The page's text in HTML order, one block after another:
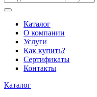
Каталог
О компании
Услуги
Как купить?
Сертификаты
Контакты
Каталог